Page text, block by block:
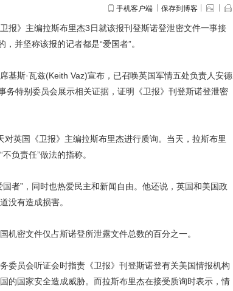
手机客户端 保存到博客
》主编拉斯布里杰3日就该报刊登斯诺登泄密文件一事接
并坚称该报的记者都是“爱国者”。
斯·瓦兹(Keith Vaz)宣布，已召唤英国军情五处负责人安德
务特别委员会展示相关证据，证明《卫报》刊登斯诺登泄密
国《卫报》主编拉斯布里杰进行质询。当天，拉斯布里
负责任”做法的指称。
”，同时也热爱民主和新闻自由。他还说，英国和美国政
没有造成损害。
密文件仅占斯诺登所泄露文件总数的百分之一。
员会听证会时指责《卫报》刊登斯诺登有关美国情报机构
的国家安全造成威胁。而拉斯布里杰在接受质询时表示，情